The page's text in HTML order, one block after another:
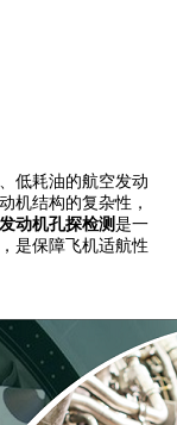
低耗油的航空发动
机结构的复杂性，
动机孔探检测是一
是保障飞机适航性